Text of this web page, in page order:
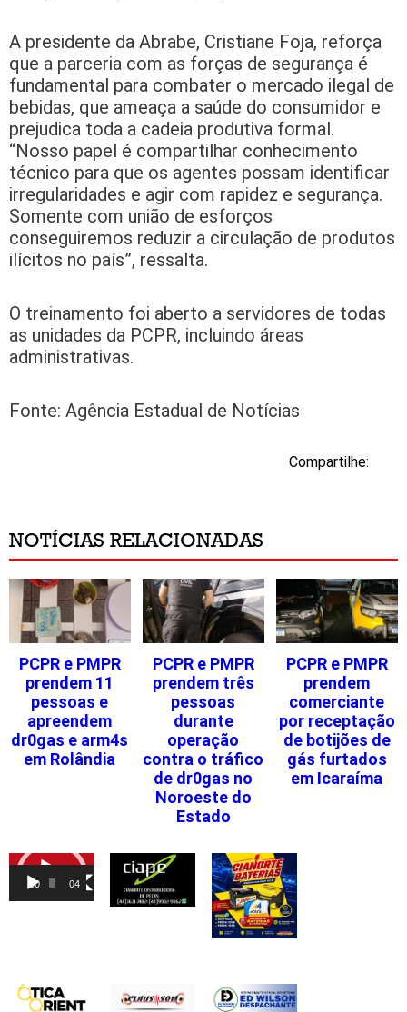
A presidente da Abrabe, Cristiane Foja, reforça
que a parceria com as forças de segurança é
fundamental para combater o mercado ilegal de
bebidas, que ameaça a saúde do consumidor e
prejudica toda a cadeia produtiva formal.
“Nosso papel é compartilhar conhecimento
técnico para que os agentes possam identificar
irregularidades e agir com rapidez e segurança.
Somente com união de esforços
conseguiremos reduzir a circulação de produtos
ilícitos no país”, ressalta.
O treinamento foi aberto a servidores de todas
as unidades da PCPR, incluindo áreas
administrativas.
Fonte: Agência Estadual de Notícias
Compartilhe:
NOTÍCIAS RELACIONADAS
PCPR e PMPR
prendem 11
pessoas e
apreendem
dr0gas e arm4s
em Rolândia
PCPR e PMPR
prendem três
pessoas
durante
operação
contra o tráfico
de dr0gas no
Noroeste do
Estado
PCPR e PMPR
prendem
comerciante
por receptação
de botijões de
gás furtados
em Icaraíma
Tocador
00:00 04:46